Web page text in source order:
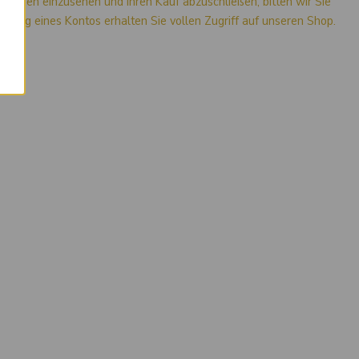
eines Kontos erhalten Sie vollen Zugriff auf unseren Shop.